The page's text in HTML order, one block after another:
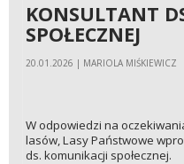
KONSULTANT
SPOŁECZNEJ
20.01.2026 | MARIOLA MIŚKIEWICZ
W odpowiedzi na
lasów, Lasy Państwowe
ds. komunikacji społecznej.